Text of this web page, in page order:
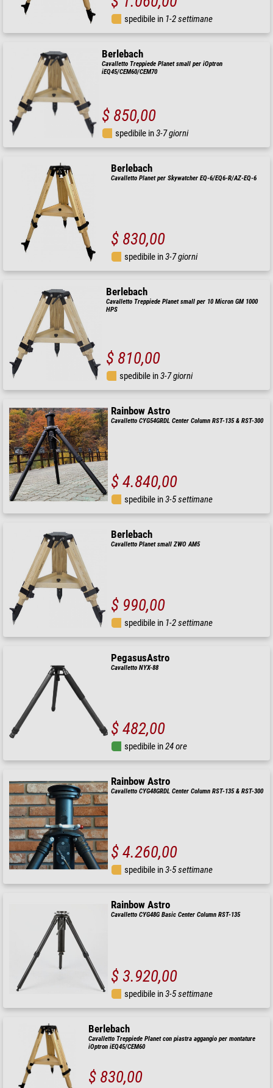
spedibile in 1-2 settimane
Berlebach
Cavalletto Treppiede Planet small per iOptron
iEQ45/CEM60/CEM70
$ 850,00
spedibile in3-7 giorni
Berlebach
Cavalletto Planet per Skywatcher EQ-6/EQ6-R/AZ-EQ-6
$ 830,00
spedibile in3-7 giorni
Berlebach
Cavalletto Treppiede Planet small per 10 Micron GM 1000
HPS
$ 810,00
spedibile in3-7 giorni
Rainbow Astro
Cavalletto CYG54GRDL Center Column RST-135 & RST-300
$ 4.840,00
spedibile in3-5 settimane
Berlebach
Cavalletto Planet small ZWO AM5
$ 990,00
spedibile in 1-2 settimane
PegasusAstro
Cavalletto NYX-88
$ 482,00
spedibile in24 ore
Rainbow Astro
Cavalletto CYG48GRDL Center Column RST-135 & RST-300
$ 4.260,00
spedibile in3-5 settimane
Rainbow Astro
Cavalletto CYG48G Basic Center Column RST-135
$ 3.920,00
spedibile in3-5 settimane
Berlebach
Cavalletto Treppiede Planet con piastra aggangio per montature
iOptron iEQ45/CEM60
$ 830,00